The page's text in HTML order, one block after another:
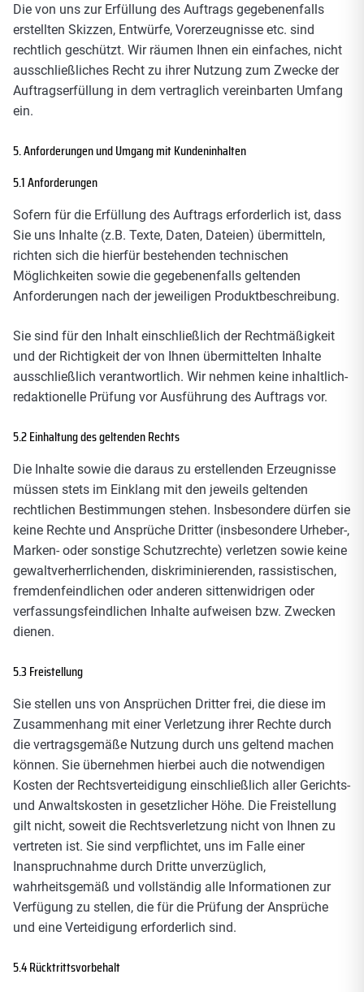
Die von uns zur Erfüllung des Auftrags gegebenenfalls
erstellten Skizzen, Entwürfe, Vorerzeugnisse etc. sind
rechtlich geschützt. Wir räumen Ihnen ein einfaches, nicht
ausschließliches Recht zu ihrer Nutzung zum Zwecke der
Auftragserfüllung in dem vertraglich vereinbarten Umfang
ein.
5. Anforderungen und Umgang mit Kundeninhalten
5.1 Anforderungen
Sofern für die Erfüllung des Auftrags erforderlich ist, dass
Sie uns Inhalte (z.B. Texte, Daten, Dateien) übermitteln,
richten sich die hierfür bestehenden technischen
Möglichkeiten sowie die gegebenenfalls geltenden
Anforderungen nach der jeweiligen Produktbeschreibung.
Sie sind für den Inhalt einschließlich der Rechtmäßigkeit
und der Richtigkeit der von Ihnen übermittelten Inhalte
ausschließlich verantwortlich. Wir nehmen keine inhaltlich-
redaktionelle Prüfung vor Ausführung des Auftrags vor.
5.2 Einhaltung des geltenden Rechts
Die Inhalte sowie die daraus zu erstellenden Erzeugnisse
müssen stets im Einklang mit den jeweils geltenden
rechtlichen Bestimmungen stehen. Insbesondere dürfen sie
keine Rechte und Ansprüche Dritter (insbesondere Urheber-,
Marken- oder sonstige Schutzrechte) verletzen sowie keine
gewaltverherrlichenden, diskriminierenden, rassistischen,
fremdenfeindlichen oder anderen sittenwidrigen oder
verfassungsfeindlichen Inhalte aufweisen bzw. Zwecken
dienen.
5.3 Freistellung
Sie stellen uns von Ansprüchen Dritter frei, die diese im
Zusammenhang mit einer Verletzung ihrer Rechte durch
die vertragsgemäße Nutzung durch uns geltend machen
können. Sie übernehmen hierbei auch die notwendigen
Kosten der Rechtsverteidigung einschließlich aller Gerichts-
und Anwaltskosten in gesetzlicher Höhe. Die Freistellung
gilt nicht, soweit die Rechtsverletzung nicht von Ihnen zu
vertreten ist. Sie sind verpflichtet, uns im Falle einer
Inanspruchnahme durch Dritte unverzüglich,
wahrheitsgemäß und vollständig alle Informationen zur
Verfügung zu stellen, die für die Prüfung der Ansprüche
und eine Verteidigung erforderlich sind.
5.4 Rücktrittsvorbehalt